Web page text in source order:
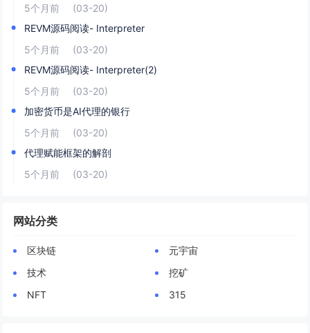
5个月前
(03-20)
REVM源码阅读- Interpreter
5个月前
(03-20)
REVM源码阅读- Interpreter(2)
5个月前
(03-20)
加密货币是AI代理的银行
5个月前
(03-20)
代理赋能框架的解剖
5个月前
(03-20)
网站分类
区块链
元宇宙
技术
挖矿
NFT
315